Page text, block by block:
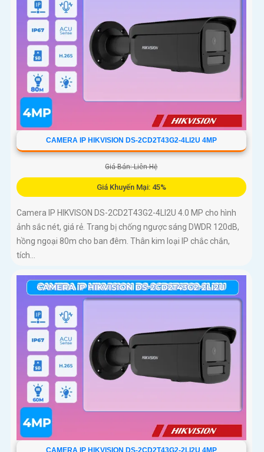
CAMERA IP HIKVISION DS-2CD2T43G2-4LI2U 4MP
Giá Bán: Liên Hệ
Giá Khuyến Mại: 45%
Camera IP HIKVISON DS-2CD2T43G2-4LI2U 4.0 MP cho hình
ảnh sắc nét, giá rẻ. Trang bị chống ngược sáng DWDR 120dB,
hồng ngoại 80m cho ban đêm. Thân kim loại IP chắc chắn,
tích...